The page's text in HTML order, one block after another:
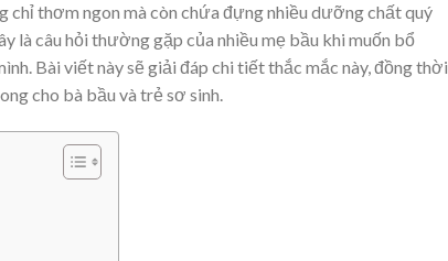
chỉ thơm ngon mà còn chứa đựng nhiều dưỡng chất quý
là câu hỏi thường gặp của nhiều mẹ bầu khi muốn bổ
Bài viết này sẽ giải đáp chi tiết thắc mắc này, đồng thời
cho bà bầu và trẻ sơ sinh.